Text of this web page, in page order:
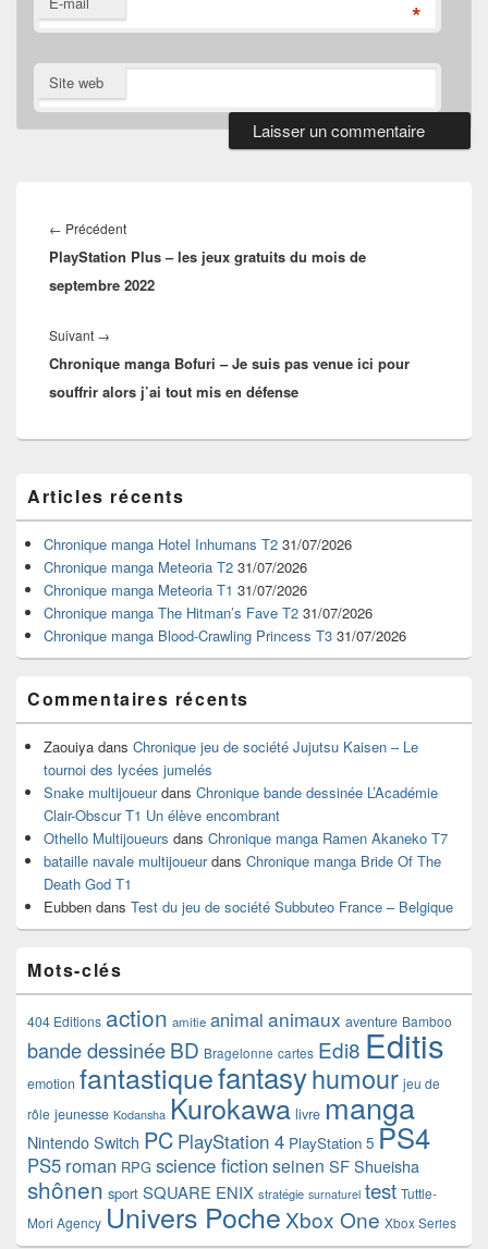
*
Site web
de
l’article
← PrécédentArticle
précédent :
PlayStation Plus – les jeux gratuits du mois de
septembre 2022
Suivant →
suivant :
Chronique manga Bofuri – Je suis pas venue ici pour
souffrir alors j’ai tout mis en défense
principale
de
widget
pour
barre
latérale
Articles récents
Chronique manga Hotel Inhumans T2 31/07/2026
Chronique manga Meteoria T2 31/07/2026
Chronique manga Meteoria T1 31/07/2026
Chronique manga The Hitman’s Fave T2 31/07/2026
Chronique manga Blood-Crawling Princess T3 31/07/2026
Commentaires récents
Zaouiya dans Chronique jeu de société Jujutsu Kaisen – Le
tournoi des lycées jumelés
Snake multijoueurdans Chronique bande dessinée L’Académie
Clair-Obscur T1 Un élève encombrant
Othello Multijoueurs dans Chronique manga Ramen Akaneko T7
bataille navale multijoueurdans Chronique manga Bride Of The
Death God T1
Eubben dans Test du jeu de société Subbuteo France – Belgique
Mots-clés
404 Editions action amitie animal animaux aventure Bamboo
bande dessinéeBD Bragelonne cartes Edi8 Editis
emotion fantastiquefantasyhumour jeu de
rôle jeunesse Kodansha Kurokawa livre manga
Nintendo Switch PC PlayStation 4 PlayStation 5 PS4
PS5 roman RPG science fictionseinen SF Shueisha
shônen sport SQUARE ENIX stratégie surnaturel test Tuttle-
Mori Agency Univers Poche Xbox One Xbox Series